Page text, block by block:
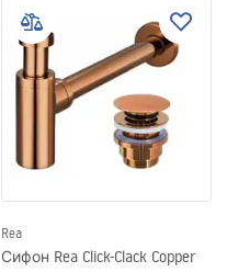
Rea
Сифон Rea Click-Clack Copper